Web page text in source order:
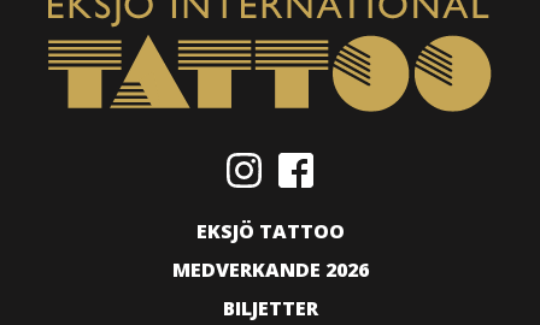
EKSJÖ TATTOO
MEDVERKANDE 2026
BILJETTER